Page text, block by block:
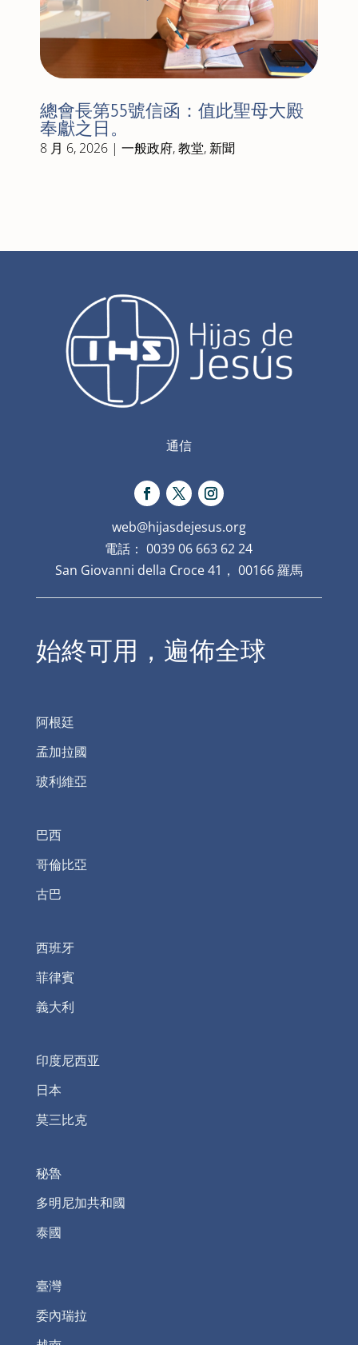
總會長第55號信函：值此聖母大殿
奉獻之日。
8 月 6, 2026| 一般政府,教堂, 新聞
通信
web@hijasdejesus.org
電話： 0039 06 663 62 24
San Giovanni della Croce 41， 00166 羅馬
始終可用，遍佈全球
阿根廷
孟加拉國
玻利維亞
巴西
哥倫比亞
古巴
西班牙
菲律賓
義大利
印度尼西亚
日本
莫三比克
秘魯
多明尼加共和國
泰國
臺灣
委內瑞拉